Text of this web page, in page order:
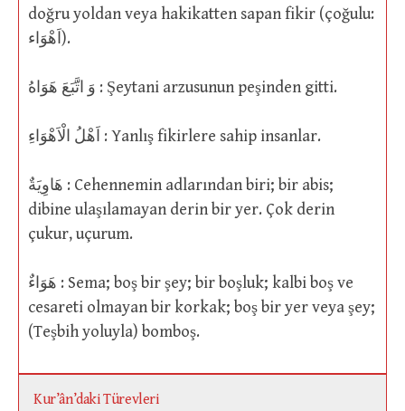
doğru yoldan veya hakikatten sapan fikir (çoğulu:
اَهْوَاء).
وَ اتَّبَعَ هَوَاهُ : Şeytani arzusunun peşinden gitti.
اَهْلُ الْاَهْوَاءِ : Yanlış fikirlere sahip insanlar.
هَاوِيَةٌ : Cehennemin adlarından biri; bir abis;
dibine ulaşılamayan derin bir yer. Çok derin
çukur, uçurum.
هَوَاءٌ : Sema; boş bir şey; bir boşluk; kalbi boş ve
cesareti olmayan bir korkak; boş bir yer veya şey;
(Teşbih yoluyla) bomboş.
Kur’ân’daki Türevleri